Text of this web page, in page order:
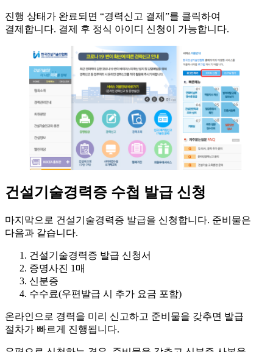
진행 상태가 완료되면 “경력신고 결제”를 클릭하여
결제합니다. 결제 후 정식 아이디 신청이 가능합니다.
건설기술경력증 수첩 발급 신청
마지막으로 건설기술경력증 발급을 신청합니다. 준비물은
다음과 같습니다.
건설기술경력증 발급 신청서
증명사진 1매
신분증
수수료(우편발급 시 추가 요금 포함)
온라인으로 경력을 미리 신고하고 준비물을 갖추면 발급
절차가 빠르게 진행됩니다.